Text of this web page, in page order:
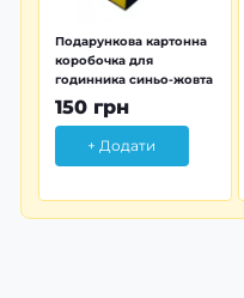
Подарункова картонна
коробочка для
годинника синьо-жовта
150 грн
+ Додати